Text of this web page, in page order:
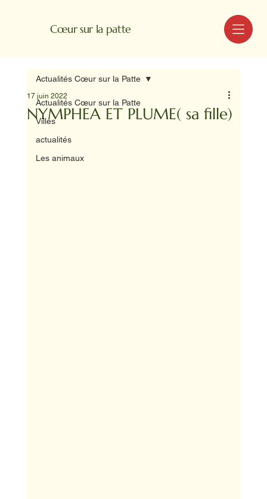
Cœur sur la patte MENU
Actualités Cœur sur la Patte
Villes
actualités
Les animaux
Actualités Cœur sur la Patte
NYMPHEA ET PLUME( sa fille)
17 juin 2022